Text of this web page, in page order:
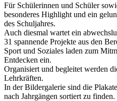
Für Schülerinnen und Schüler
besonderes Highlight und ein
des Schuljahres.
Auch diesmal wartet ein
31 spannende Projekte aus den
Sport und Soziales laden zum
Entdecken ein.
Organisiert und begleitet werden
Lehrkräften.
In der Bildergalerie sind die
nach Jahrgängen sortiert zu finden.